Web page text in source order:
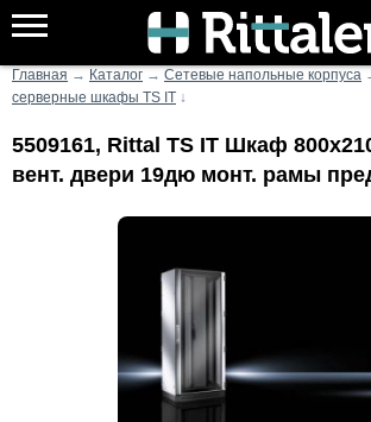
Главная → Каталог → Сетевые напольные корпуса
серверные шкафы TS IT
↓
5509161, Rittal TS IT Шкаф
вент. двери 19дю монт. рамы